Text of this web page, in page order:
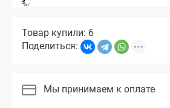
Товар купили: 6
Поделиться:
Мы принимаем к оплате